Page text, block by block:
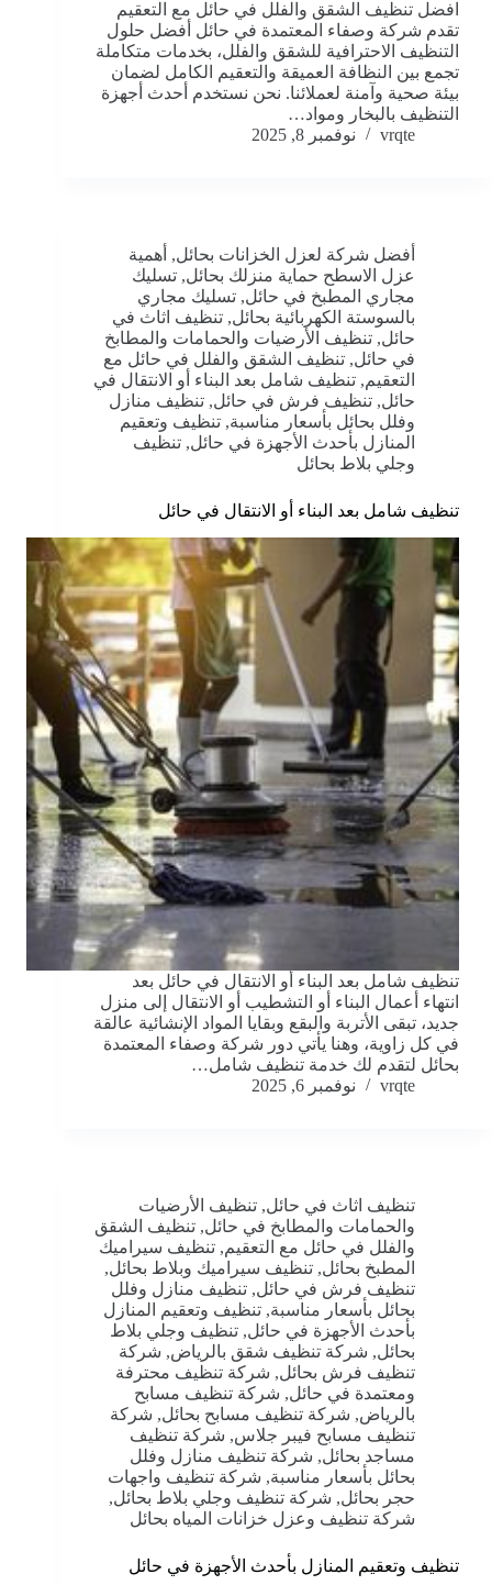
افضل تنظيف الشقق والفلل في حائل مع التعقيم
تقدم شركة وصفاء المعتمدة في حائل أفضل حلول
التنظيف الاحترافية للشقق والفلل، بخدمات متكاملة
تجمع بين النظافة العميقة والتعقيم الكامل لضمان
بيئة صحية وآمنة لعملائنا. نحن نستخدم أحدث أجهزة
التنظيف بالبخار ومواد…
vrqte
نوفمبر 8, 2025
أفضل شركة لعزل الخزانات بحائل, أهمية
عزل الاسطح حماية منزلك بحائل, تسليك
مجاري المطبخ في حائل, تسليك مجاري
بالسوستة الكهربائية بحائل, تنظيف اثاث في
حائل, تنظيف الأرضيات والحمامات والمطابخ
في حائل, تنظيف الشقق والفلل في حائل مع
التعقيم, تنظيف شامل بعد البناء أو الانتقال في
حائل, تنظيف فرش في حائل, تنظيف منازل
وفلل بحائل بأسعار مناسبة, تنظيف وتعقيم
المنازل بأحدث الأجهزة في حائل, تنظيف
وجلي بلاط بحائل
تنظيف شامل بعد البناء أو الانتقال في حائل
تنظيف شامل بعد البناء أو الانتقال في حائل بعد
انتهاء أعمال البناء أو التشطيب أو الانتقال إلى منزل
جديد، تبقى الأتربة والبقع وبقايا المواد الإنشائية عالقة
في كل زاوية، وهنا يأتي دور شركة وصفاء المعتمدة
بحائل لتقدم لك خدمة تنظيف شامل…
vrqte
نوفمبر 6, 2025
تنظيف اثاث في حائل, تنظيف الأرضيات
والحمامات والمطابخ في حائل, تنظيف الشقق
والفلل في حائل مع التعقيم, تنظيف سيراميك
المطبخ بحائل, تنظيف سيراميك وبلاط بحائل,
تنظيف فرش في حائل, تنظيف منازل وفلل
بحائل بأسعار مناسبة, تنظيف وتعقيم المنازل
بأحدث الأجهزة في حائل, تنظيف وجلي بلاط
بحائل, شركة تنظيف شقق بالرياض, شركة
تنظيف فرش بحائل, شركة تنظيف محترفة
ومعتمدة في حائل, شركة تنظيف مسابح
بالرياض, شركة تنظيف مسابح بحائل, شركة
تنظيف مسابح فيبر جلاس, شركة تنظيف
مساجد بحائل, شركة تنظيف منازل وفلل
بحائل بأسعار مناسبة, شركة تنظيف واجهات
حجر بحائل, شركة تنظيف وجلي بلاط بحائل,
شركة تنظيف وعزل خزانات المياه بحائل
تنظيف وتعقيم المنازل بأحدث الأجهزة في حائل